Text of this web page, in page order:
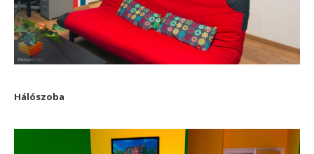
Hálószoba